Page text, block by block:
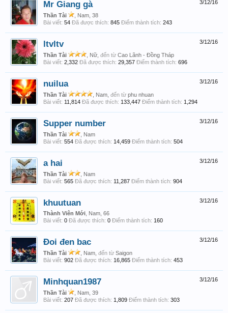
3/12/16
Mr Giang gà
Thần Tài
, Nam, 38
Bài viết: 54 Đã được thích: 845 Điểm thành tích: 243
3/12/16
ltvltv
Thần Tài , Nữ, đến từ Cao Lãnh - Đồng Tháp
Bài viết: 2,332 Đã được thích: 29,357 Điểm thành tích: 696
3/12/16
nuilua
Thần Tài , Nam, đến từ phu nhuan
Bài viết: 11,814 Đã được thích: 133,447 Điểm thành tích: 1,294
3/12/16
Supper number
Thần Tài
, Nam
Bài viết: 554 Đã được thích: 14,459 Điểm thành tích: 504
3/12/16
a hai
Thần Tài
, Nam
Bài viết: 565 Đã được thích: 11,287 Điểm thành tích: 904
3/12/16
khuutuan
Thành Viên Mới , Nam, 66
Bài viết: 0 Đã được thích: 0 Điểm thành tích: 160
3/12/16
Đoi đen bac
Thần Tài , Nam, đến từ Saigon
Bài viết: 902 Đã được thích: 16,865 Điểm thành tích: 453
3/12/16
Minhquan1987
Thần Tài
, Nam, 39
Bài viết: 207 Đã được thích: 1,809 Điểm thành tích: 303